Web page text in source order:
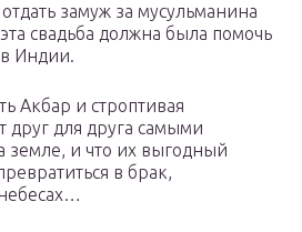
замуж за мусульманина
свадьба должна была помочь
Индии.
Акбар и строптивая
друг для друга самыми
земле, и что их выгодный
в брак,